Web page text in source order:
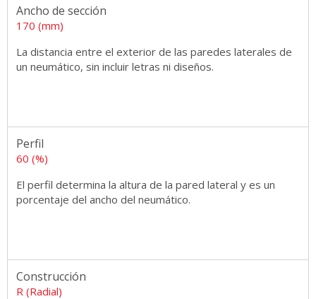
Ancho de sección
170 (mm)
La distancia entre el exterior de las paredes laterales de
un neumático, sin incluir letras ni diseños.
Perfil
60 (%)
El perfil determina la altura de la pared lateral y es un
porcentaje del ancho del neumático.
Construcción
R (Radial)